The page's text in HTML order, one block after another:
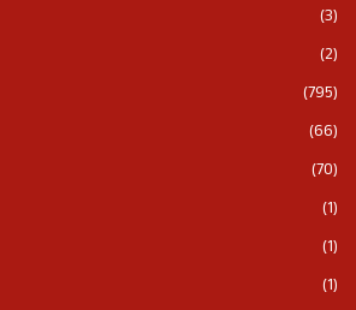
(3)
(2)
(795)
(66)
(70)
(1)
(1)
(1)